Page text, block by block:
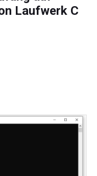
Laufwerk C